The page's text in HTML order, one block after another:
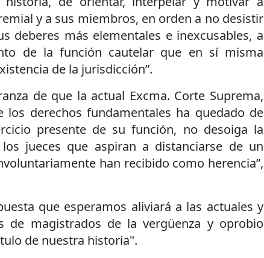
y a sus miembros, en orden a no desistir
deberes más elementales e inexcusables, a
de la función cautelar que en sí misma
de la jurisdicción”.
de que la actual Excma. Corte Suprema,
los derechos fundamentales ha quedado de
presente de su función, no desoiga la
jueces que aspiran a distanciarse de un
han recibido como herencia”,
que esperamos aliviará a las actuales y
de magistrados de la vergüenza y oprobio
de nuestra historia".